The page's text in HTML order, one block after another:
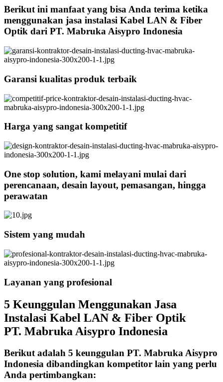
Berikut ini manfaat yang bisa Anda terima ketika
menggunakan jasa instalasi Kabel LAN & Fiber
Optik dari PT. Mabruka Aisypro Indonesia
Garansi kualitas produk terbaik
Harga yang sangat kompetitif
One stop solution, kami melayani mulai dari
perencanaan, desain layout, pemasangan, hingga
perawatan
Sistem yang mudah
Layanan yang profesional
5 Keunggulan Menggunakan Jasa
Instalasi Kabel LAN & Fiber Optik
PT. Mabruka Aisypro Indonesia
Berikut adalah 5 keunggulan PT. Mabruka Aisypro
Indonesia dibandingkan kompetitor lain yang perlu
Anda pertimbangkan: